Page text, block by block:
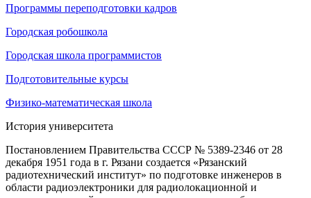
Программы переподготовки кадров
Городская робошкола
Городская школа программистов
Подготовительные курсы
Физико-математическая школа
История университета
Постановлением Правительства СССР № 5389-2346 от 28
декабря 1951 года в г. Рязани создается «Рязанский
радиотехнический институт» по подготовке инженеров в
области радиоэлектроники для радиолокационной и